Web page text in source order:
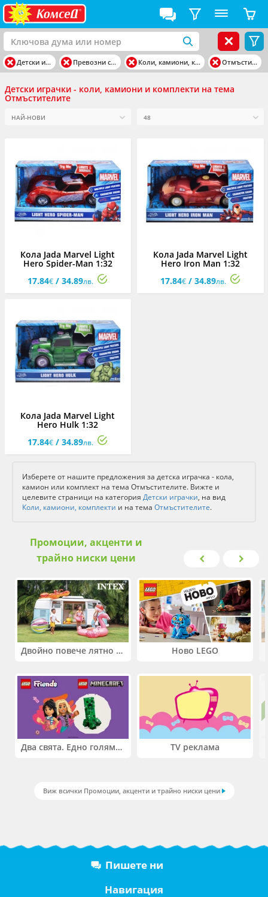
Детски играчки Превозни средства Коли, камиони, комплекти Отмъстителите
Детски играчки - коли, камиони и комплекти на тема
Отмъстителите
Кола Jada Marvel Light
Hero Spider-Man 1:32
17.84€ / 34.89лв.
Кола Jada Marvel Light
Hero Iron Man 1:32
17.84€/ 34.89лв.
Кола Jada Marvel Light
Hero Hulk 1:32
17.84€ / 34.89лв.
Изберете от нашите предложения за детска играчка - кола,
камион или комплект на тема Отмъстителите. Вижте и
целевите страници на категория Детски играчки, на вид
Коли, камиони, комплекти и на тема Отмъстителите.
Промоции, акценти и
трайно ниски цени
Двойно повече лятно забавление! Купи 2 продукта INTEX и вземи -33%
Два свята. Едно голямо приключение. Купи 2 продукта LEGO® Friends и/или LEGO® Minecraft и вземи -27%
Ново LEGO
TV реклама
Виж всички Промоции, акценти и трайно ниски цени
Пишете ни
Навигация